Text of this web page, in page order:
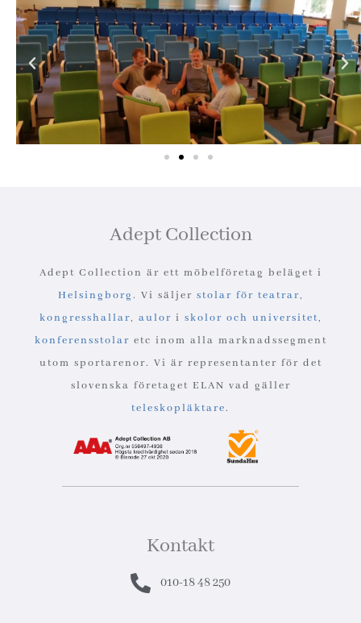
Adept Collection
Adept Collection är ett möbelföretag beläget i
Helsingborg. Vi säljer stolar för teatrar,
kongresshallar, aulor i skolor och universitet,
konferensstolar etc inom alla marknadssegment
utom sportarenor. Vi är representanter för det
slovenska företaget ELAN vad gäller
teleskopläktare.
Kontakt
010-18 48 250